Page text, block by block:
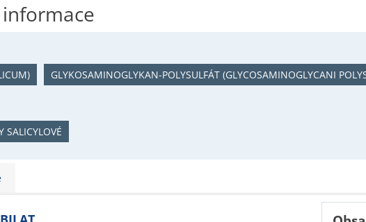
informace
GLYKOSAMINOGLYKAN-POLYSULFÁT (GLYCOSAMINOGLYCANI
SALICYLOVÉ